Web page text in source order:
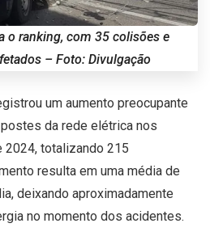
o ranking, com 35 colisões e
– Foto: Divulgação
um aumento preocupante
da rede elétrica nos
totalizando 215
resulta em uma média de
deixando aproximadamente
no momento dos acidentes.